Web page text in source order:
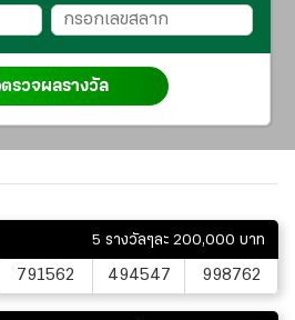
ตรวจผลรางวัล
5 รางวัลๆละ 200,000 บาท
791562 494547 998762